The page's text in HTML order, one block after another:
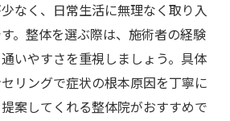
なく、日常生活に無理なく取り入
。整体を選ぶ際は、施術者の経験
いやすさを重視しましょう。具体
リングで症状の根本原因を丁寧に
案してくれる整体院がおすすめで